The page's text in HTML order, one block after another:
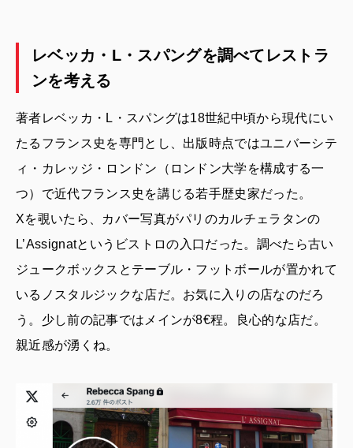
レベッカ・L・スパングを調べてレストラ
ンを考える
著者レベッカ・L・スパングは18世紀中頃から現代にい
たるフランス史を専門とし、出版時点ではユニバーシテ
ィ・カレッジ・ロンドン（ロンドン大学を構成する一
つ）で近代フランス史を講じる若手歴史家だった。
Xを覗いたら、カバー写真がパリのカルチェラタンの
L’Assignatというビストロの入口だった。調べたら古い
ジュークボックスとテーブル・フットボールが置かれて
いるノスタルジックな店だ。お気に入りの店なのだろ
う。少し前の記事ではメインが8€程。良心的な店だ。
親近感が湧くね。